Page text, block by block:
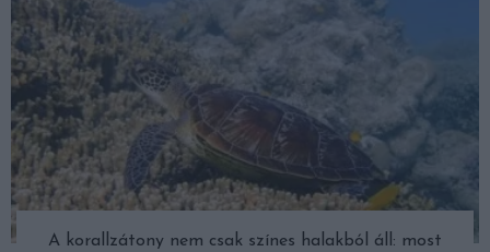
A korallzátony nem csak színes halakból áll: most